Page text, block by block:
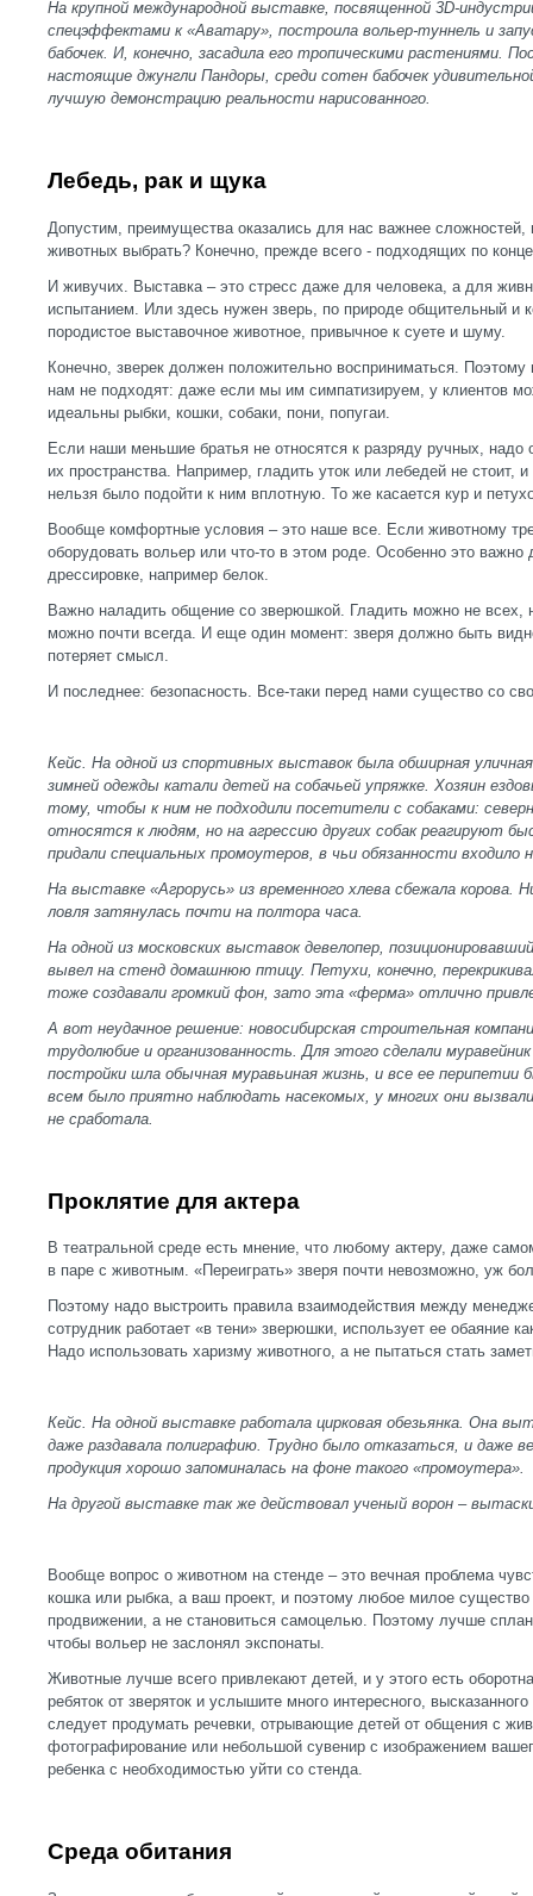
На крупной международной выставке, посвященной 3D-
спецэффектами к «Аватару», построила вольер-туннель и
бабочек. И, конечно, засадила его тропическими растениями.
настоящие джунгли Пандоры, среди сотен бабочек
лучшую демонстрацию реальности нарисованного.
Лебедь, рак и щука
Допустим, преимущества оказались для нас важнее
животных выбрать? Конечно, прежде всего - подходящих по
И живучих. Выставка – это стресс даже для человека, а для
испытанием. Или здесь нужен зверь, по природе общительный и
породистое выставочное животное, привычное к суете и шуму.
Конечно, зверек должен положительно восприниматься.
нам не подходят: даже если мы им симпатизируем, у клиентов
идеальны рыбки, кошки, собаки, пони, попугаи.
Если наши меньшие братья не относятся к разряду ручных, надо
их пространства. Например, гладить уток или лебедей не стоит,
нельзя было подойти к ним вплотную. То же касается кур и
Вообще комфортные условия – это наше все. Если животному
оборудовать вольер или что-то в этом роде. Особенно это важно
дрессировке, например белок.
Важно наладить общение со зверюшкой. Гладить можно не всех,
можно почти всегда. И еще один момент: зверя должно быть
потеряет смысл.
И последнее: безопасность. Все-таки перед нами существо со
Кейс. На одной из спортивных выставок была обширная уличная
зимней одежды катали детей на собачьей упряжке. Хозяин
тому, чтобы к ним не подходили посетители с собаками:
относятся к людям, но на агрессию других собак реагируют
придали специальных промоутеров, в чьи обязанности входило
На выставке «Агрорусь» из временного хлева сбежала корова.
ловля затянулась почти на полтора часа.
На одной из московских выставок девелопер,
вывел на стенд домашнюю птицу. Петухи, конечно,
тоже создавали громкий фон, зато эта «ферма» отлично
А вот неудачное решение: новосибирская строительная
трудолюбие и организованность. Для этого сделали
постройки шла обычная муравьиная жизнь, и все ее
всем было приятно наблюдать насекомых, у многих они
не сработала.
Проклятие для актера
В театральной среде есть мнение, что любому актеру, даже
в паре с животным. «Переиграть» зверя почти невозможно, уж
Поэтому надо выстроить правила взаимодействия между
сотрудник работает «в тени» зверюшки, использует ее обаяние
Надо использовать харизму животного, а не пытаться стать
Кейс. На одной выставке работала цирковая обезьянка. Она
даже раздавала полиграфию. Трудно было отказаться, и даже
продукция хорошо запоминалась на фоне такого «промоутера».
На другой выставке так же действовал ученый ворон –
Вообще вопрос о животном на стенде – это вечная проблема
кошка или рыбка, а ваш проект, и поэтому любое милое существо
продвижении, а не становиться самоцелью. Поэтому лучше
чтобы вольер не заслонял экспонаты.
Животные лучше всего привлекают детей, и у этого есть
ребяток от зверяток и услышите много интересного,
следует продумать речевки, отрывающие детей от общения с
фотографирование или небольшой сувенир с изображением
ребенка с необходимостью уйти со стенда.
Среда обитания